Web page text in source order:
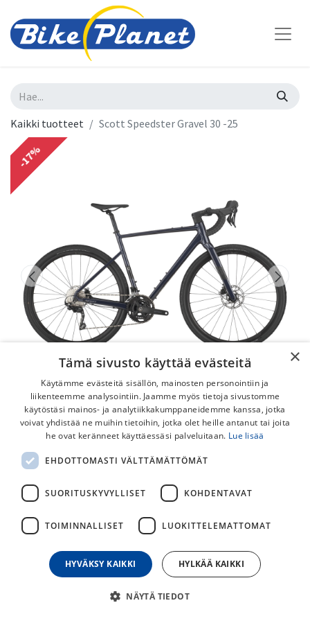
Kaikki tuotteet Scott Speedster Gravel 30 -25
-17%
Scott Speedster Gravel 30 -25
vaihteistolla, hydraulisilla levyjarruilla ja loistavalla hinta-
1 499,00 €
×
Tämä sivusto käyttää evästeitä
Käytämme evästeitä sisällön, mainosten personointiin ja
liikenteemme analysointiin. Jaamme myös tietoja sivustomme
käytöstäsi mainos- ja analytiikkakumppaneidemme kanssa, jotka
voivat yhdistää ne muihin tietoihin, jotka olet heille antanut tai joita
he ovat keränneet käyttäessäsi palveluitaan. Lue lisää
EHDOTTOMASTI VÄLTTÄMÄTTÖMÄT
SUORITUSKYVYLLISET KOHDENTAVAT
TOIMINNALLISET LUOKITTELEMATTOMAT
HYVÄKSY KAIKKI HYLKÄÄ KAIKKI
NÄYTÄ TIEDOT